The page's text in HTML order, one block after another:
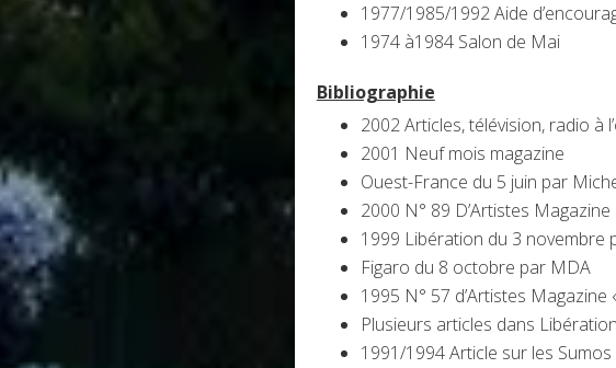
1977/1985/1992 Aide
1974 à1984 Salon de Mai
Bibliographie
2002 Articles, télévision, radio à
2001 Neuf mois magazine
Ouest-France du 5 juin par
2000 N° 89 D’Artistes
1999 Libération du 3 novembre
Figaro du 8 octobre par MDA
1995 N° 57 d’Artistes
Plusieurs articles dans
1991/1994 Article sur les